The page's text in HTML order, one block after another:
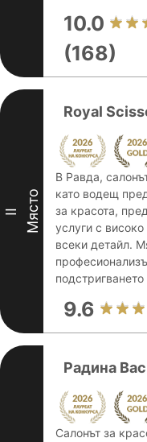
10.0
(168)
II Място
Royal
В Равда,
като водещ
за красота,
услуги с
всеки детайл.
подстригването
9.6
Радина
Салонът за